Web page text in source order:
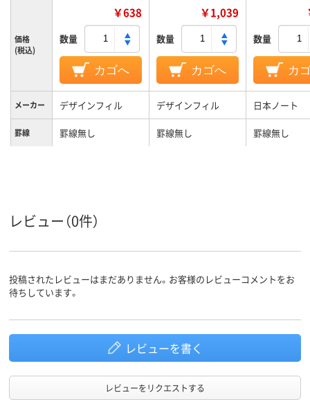
価格
(税込)
￥638
数量
カゴへ
￥1,039
数量
カゴへ
数量
カ
メーカー デザインフィル デザインフィル 日本ノート
罫線 罫線無し 罫線無し 罫線無し
レビュー（0件）
投稿されたレビューはまだありません。お客様のレビューコメントをお
待ちしています。
レビューを書く
レビューをリクエストする